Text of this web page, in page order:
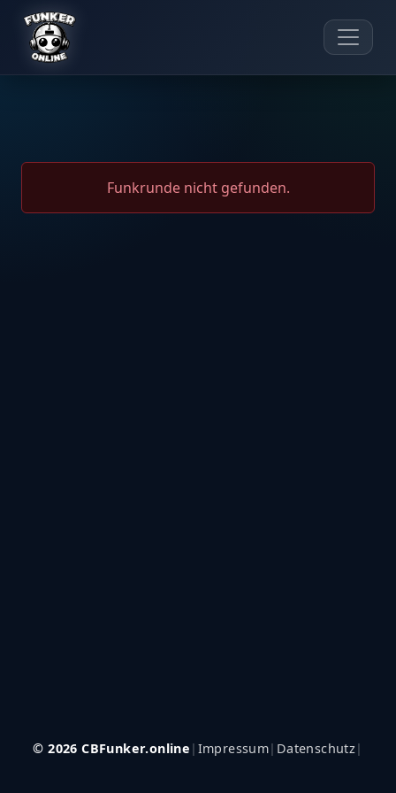
Funkrunde nicht gefunden.
© 2026 CBFunker.online | Impressum| Datenschutz|